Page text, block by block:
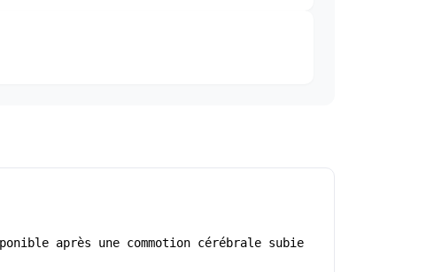
après une commotion cérébrale subie